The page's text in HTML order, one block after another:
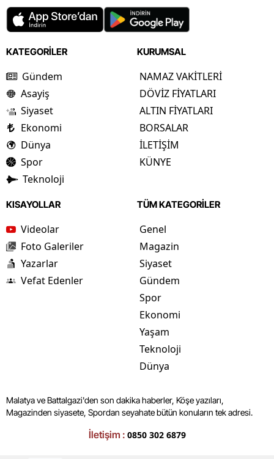
KATEGORİLER
Gündem
Asayiş
Siyaset
Ekonomi
Dünya
Spor
Teknoloji
KURUMSAL
NAMAZ VAKİTLERİ
DÖVİZ FİYATLARI
ALTIN FİYATLARI
BORSALAR
İLETİŞİM
KÜNYE
KISAYOLLAR
Videolar
Foto Galeriler
Yazarlar
Vefat Edenler
TÜM KATEGORİLER
Genel
Magazin
Siyaset
Gündem
Spor
Ekonomi
Yaşam
Teknoloji
Dünya
Malatya ve Battalgazi'den son dakika haberler, Köşe yazıları,
Magazinden siyasete, Spordan seyahate bütün konuların tek adresi.
İletişim : 0850 302 6879